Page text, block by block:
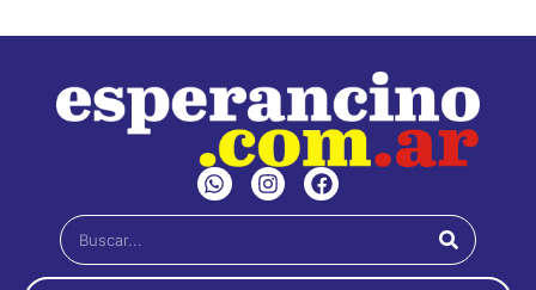
W
h
a
s
a
I
n
s
a
g
F
a
c
b
o
Buscar